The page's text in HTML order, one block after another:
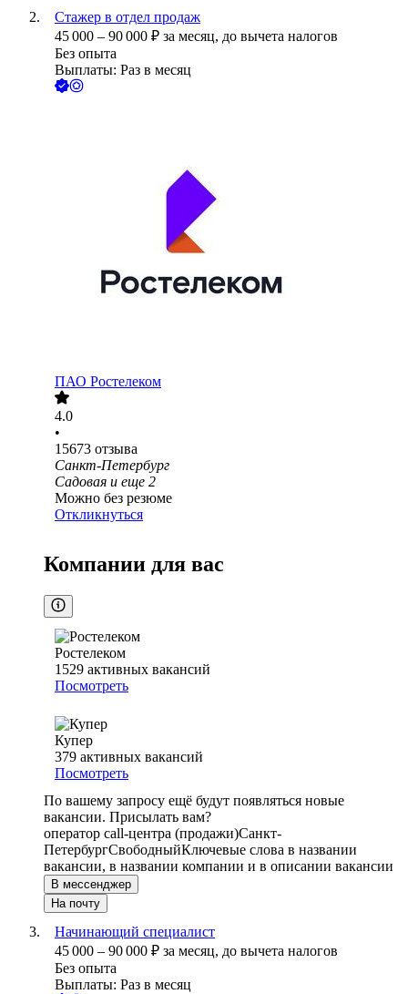
Стажер в отдел продаж
45 000 – 90 000 ₽ за месяц, до вычета налогов
Без опыта
Выплаты: Раз в месяц
ПАО Ростелеком
4.0
•
15673 отзыва
Санкт-Петербург
Садовая и еще 2
Можно без резюме
Откликнуться
Компании для вас
Ростелеком
1529 активных вакансий
Посмотреть
Купер
379 активных вакансий
Посмотреть
По вашему запросу ещё будут появляться новые
вакансии. Присылать вам?
оператор call-центра (продажи)Санкт-
ПетербургСвободныйКлючевые слова в названии
вакансии, в названии компании и в описании вакансии
В мессенджер
На почту
Начинающий специалист
45 000 – 90 000 ₽ за месяц, до вычета налогов
Без опыта
Выплаты: Раз в месяц